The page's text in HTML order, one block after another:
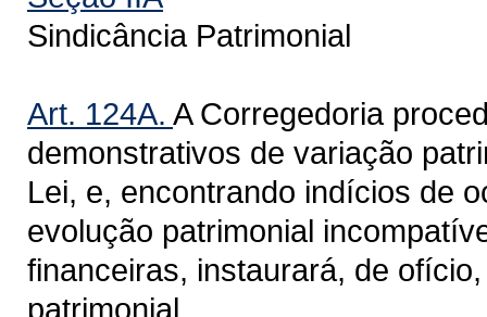
Sindicância Patrimonial
Art. 124A. A Corregedoria
demonstrativos de variação
Lei, e, encontrando indícios de
evolução patrimonial
financeiras, instaurará, de
patrimonial.